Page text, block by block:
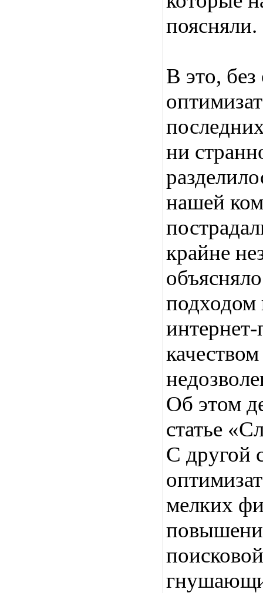
поясняли.
В это,
ни
нашей
крайне
подходом
Об этом
статье
С другой
мелких